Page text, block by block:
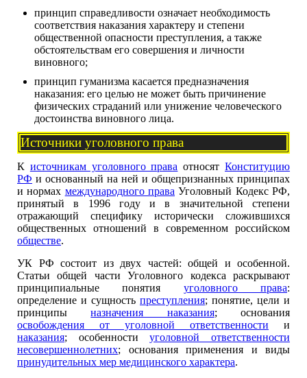
принцип справедливости означает необходимость
соответствия наказания характеру и степени
общественной опасности преступления, а также
обстоятельствам его совершения и личности
виновного;
принцип гуманизма касается предназначения
наказания: его целью не может быть причинение
физических страданий или унижение человеческого
достоинства виновного лица.
Источники уголовного права
К источникам уголовного права относятКонституцию
РФ и основанный на ней и общепризнанных принципах
и нормах международного права Уголовный Кодекс РФ,
принятый в 1996 году и в значительной степени
отражающий специфику исторически сложившихся
общественных отношений в современном российском
обществе.
УК РФ состоит из двух частей: общей и особенной.
Статьи общей части Уголовного кодекса раскрывают
принципиальные понятия уголовного права:
определение и сущность преступления; понятие, цели и
принципыназначения наказания; основания
освобождения от уголовной ответственности и
наказания; особенностиуголовной ответственности
несовершеннолетних; основания применения и виды
принудительных мер медицинского характера.